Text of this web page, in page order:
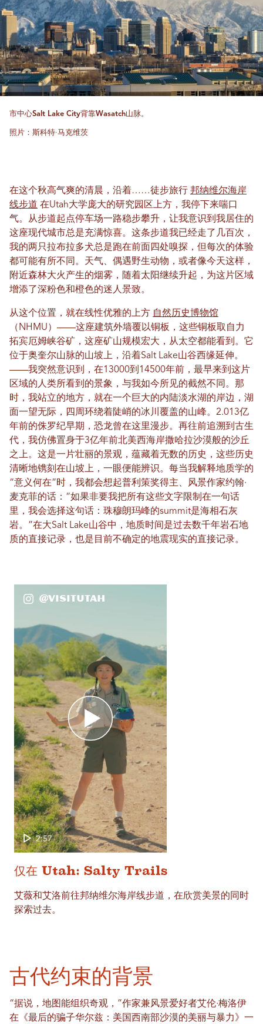
市中心Salt Lake City背靠Wasatch山脉。
照片：斯科特·马克维茨
在这个秋高气爽的清晨，沿着……徒步旅行 邦纳维尔海岸
线步道 在Utah大学庞大的研究园区上方，我停下来喘口
气。从步道起点停车场一路稳步攀升，让我意识到我居住的
这座现代城市总是充满惊喜。这条步道我已经走了几百次，
我的两只拉布拉多犬总是跑在前面四处嗅探，但每次的体验
都可能有所不同。天气、偶遇野生动物，或者像今天这样，
附近森林大火产生的烟雾，随着太阳继续升起，为这片区域
增添了深粉色和橙色的迷人景致。
从这个位置，就在线性优雅的上方 自然历史博物馆
（NHMU）——这座建筑外墙覆以铜板，这些铜板取自力
拓宾厄姆峡谷矿，这座矿山规模宏大，从太空都能看到。它
位于奥奎尔山脉的山坡上，沿着Salt Lake山谷西缘延伸。
——我突然意识到，在13000到14500年前，最早来到这片
区域的人类所看到的景象，与我如今所见的截然不同。那
时，我站立的地方，就在一个巨大的内陆淡水湖的岸边，湖
面一望无际，四周环绕着陡峭的冰川覆盖的山峰。2.013亿
年前的侏罗纪早期，恐龙曾在这里漫步。再往前追溯到古生
代，我仿佛置身于3亿年前北美西海岸撒哈拉沙漠般的沙丘
之上。这是一片壮丽的景观，蕴藏着无数的历史，这些历史
清晰地镌刻在山坡上，一眼便能辨识。每当我解释地质学的
“意义何在”时，我都会想起普利策奖得主、风景作家约翰·
麦克菲的话：“如果非要我把所有这些文字限制在一句话
里，我会选择这句话：珠穆朗玛峰的summit是海相石灰
岩。”在大Salt Lake山谷中，地质时间是过去数千年岩石地
质的直接记录，也是目前不确定的地震现实的直接记录。
@VisitUtah
2:57
仅在 Utah: Salty Trails
艾薇和艾洛前往邦纳维尔海岸线步道，在欣赏美景的同时
探索过去。
古代约束的背景
“据说，地图能组织奇观，”作家兼风景爱好者艾伦·梅洛伊
在《最后的骗子华尔兹：美国西南部沙漠的美丽与暴力》一